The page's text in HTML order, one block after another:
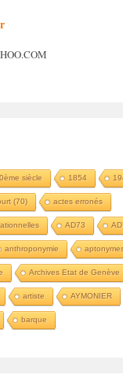
siècle 1854
(70) actes erronés
AD73
anthroponymie
Archives Etat de Genève
artiste AYMONIER
barque